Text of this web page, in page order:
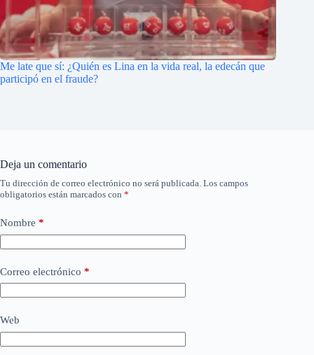
Me late que sí: ¿Quién es Lina en la vida real, la edecán que
participó en el fraude?
Deja un comentario
Tu dirección de correo electrónico no será publicada. Los campos
obligatorios están marcados con *
Nombre *
Correo electrónico *
Web